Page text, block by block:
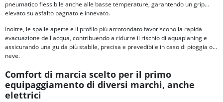
pneumatico flessibile anche alle basse temperature, garantendo un grip
elevato su asfalto bagnato e innevato.
Inoltre, le spalle aperte e il profilo più arrotondato favoriscono la rapida
evacuazione dell'acqua, contribuendo a ridurre il rischio di aquaplaning e
assicurando una guida più stabile, precisa e prevedibile in caso di pioggia o
neve.
Comfort di marcia scelto per il primo
equipaggiamento di diversi marchi, anche
elettrici